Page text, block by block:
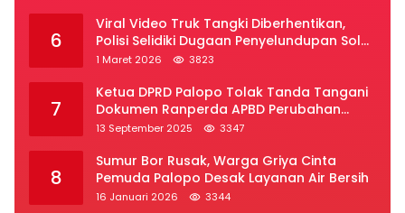
6
Viral Video Truk Tangki Diberhentikan,
Polisi Selidiki Dugaan Penyelundupan Solar
Subsidi di Palopo
1 Maret 2026 3823
7
Ketua DPRD Palopo Tolak Tanda Tangani
Dokumen Ranperda APBD Perubahan
2025
13 September 2025 3347
8
Sumur Bor Rusak, Warga Griya Cinta
Pemuda Palopo Desak Layanan Air Bersih
16 Januari 2026 3344